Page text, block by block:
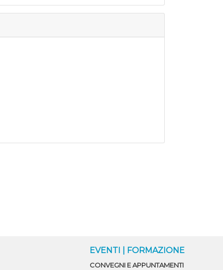
EVENTI | FORMAZIONE
CONVEGNI E APPUNTAMENTI